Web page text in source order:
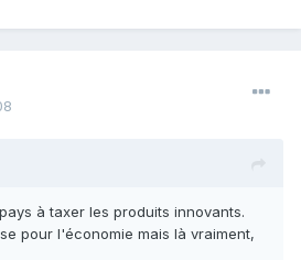
à taxer les produits innovants.
pour l'économie mais là vraiment,